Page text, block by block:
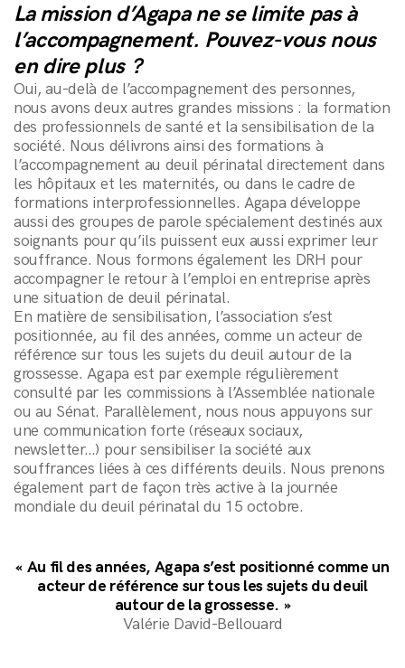
andCo
andClients
andNews
andContact
S'inscrire à la newsletter
La mission d’Agapa ne se limite pas à
l’accompagnement. Pouvez-vous nous
en dire plus ?
Oui, au-delà de l’accompagnement des personnes,
nous avons deux autres grandes missions : la formation
des professionnels de santé et la sensibilisation de la
société. Nous délivrons ainsi des formations à
l’accompagnement au deuil périnatal directement dans
les hôpitaux et les maternités, ou dans le cadre de
formations interprofessionnelles. Agapa développe
aussi des groupes de parole spécialement destinés aux
soignants pour qu’ils puissent eux aussi exprimer leur
souffrance. Nous formons également les DRH pour
accompagner le retour à l’emploi en entreprise après
une situation de deuil périnatal.
En matière de sensibilisation, l’association s’est
positionnée, au fil des années, comme un acteur de
référence sur tous les sujets du deuil autour de la
grossesse. Agapa est par exemple régulièrement
consulté par les commissions à l’Assemblée nationale
ou au Sénat. Parallèlement, nous nous appuyons sur
une communication forte (réseaux sociaux,
newsletter…) pour sensibiliser la société aux
souffrances liées à ces différents deuils. Nous prenons
également part de façon très active à la journée
mondiale du deuil périnatal du 15 octobre.
« Au fil des années, Agapa s’est positionné comme un
acteur de référence sur tous les sujets du deuil
autour de la grossesse. »
Valérie David-Bellouard